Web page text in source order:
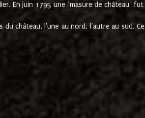
En juin 1795 une "masure de château" fut
château, l'une au nord, l'autre au sud.